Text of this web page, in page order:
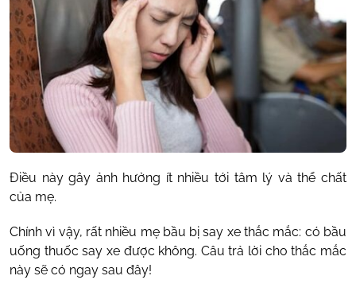
Điều này gây ảnh hưởng ít nhiều tới tâm lý và thể chất
của mẹ.
Chính vì vậy, rất nhiều mẹ bầu bị say xe thắc mắc: có bầu
uống thuốc say xe được không. Câu trả lời cho thắc mắc
này sẽ có ngay sau đây!